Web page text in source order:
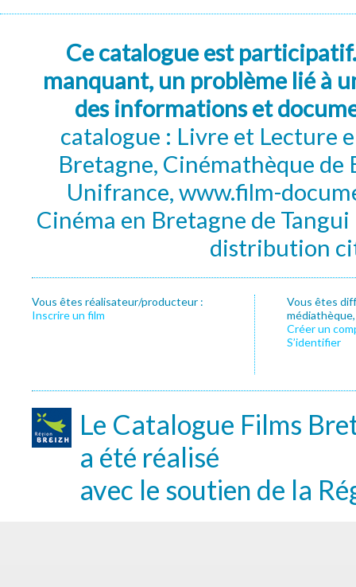
Ce catalogue est
manquant, un problème lié à
des informations et
catalogue : Livre et Lecture
Bretagne, Cinémathèque de
Unifrance, www.film-
Cinéma en Bretagne de
distribution
Vous êtes réalisateur/producteur :
Inscrire un film
Vous êtes
Créer un
S’identifier
Le Catalogue Films
a été réalisé
avec le soutien de la